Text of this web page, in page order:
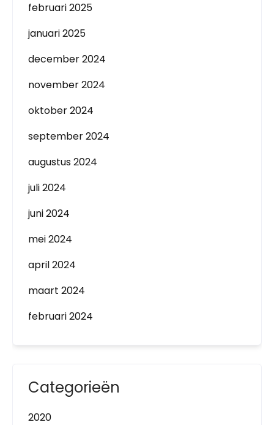
februari 2025
januari 2025
december 2024
november 2024
oktober 2024
september 2024
augustus 2024
juli 2024
juni 2024
mei 2024
april 2024
maart 2024
februari 2024
Categorieën
2020